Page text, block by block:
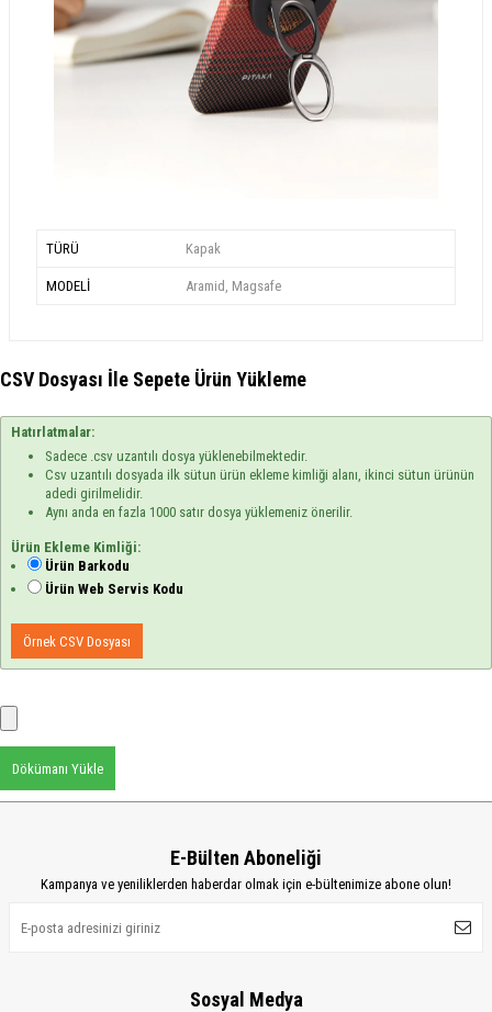
TÜRÜ Kapak
MODELİ Aramid, Magsafe
CSV Dosyası İle Sepete Ürün Yükleme
Hatırlatmalar:
Sadece .csv uzantılı dosya yüklenebilmektedir.
Csv uzantılı dosyada ilk sütun ürün ekleme kimliği alanı, ikinci sütun ürünün
adedi girilmelidir.
Aynı anda en fazla 1000 satır dosya yüklemeniz önerilir.
Ürün Ekleme Kimliği:
Ürün Barkodu
Ürün Web Servis Kodu
Örnek CSV Dosyası
Dökümanı Yükle
E-Bülten Aboneliği
Kampanya ve yeniliklerden haberdar olmak için e-bültenimize abone olun!
Sosyal Medya